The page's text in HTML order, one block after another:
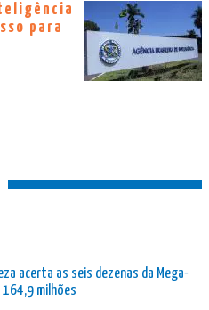
para
acerta as seis dezenas da Mega-
164,9 milhões